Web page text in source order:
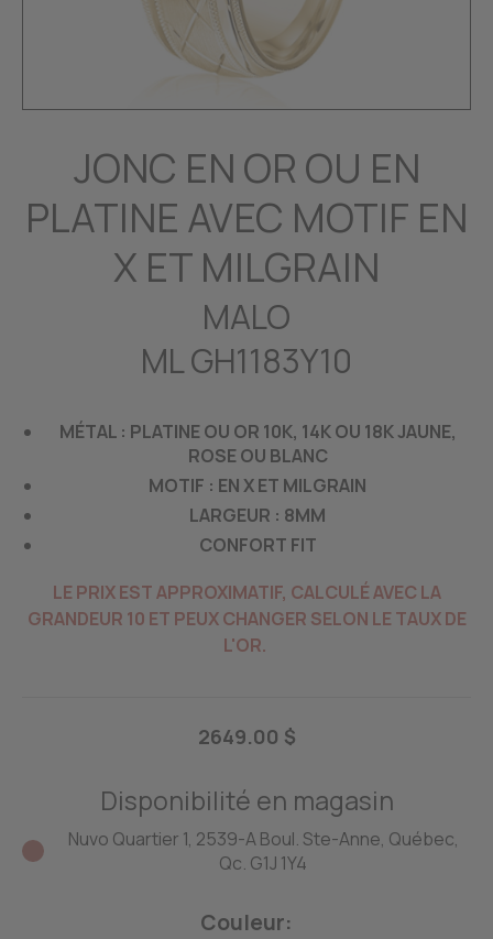
JONC EN OR OU EN
PLATINE AVEC MOTIF EN
X ET MILGRAIN
MALO
ML GH1183Y10
MÉTAL : PLATINE OU OR 10K, 14K OU 18K JAUNE,
ROSE OU BLANC
MOTIF : EN X ET MILGRAIN
LARGEUR : 8MM
CONFORT FIT
LE PRIX EST APPROXIMATIF, CALCULÉ AVEC LA
GRANDEUR 10 ET PEUX CHANGER SELON LE TAUX DE
L'OR.
2649.00 $
Disponibilité en magasin
Nuvo Quartier 1, 2539-A Boul. Ste-Anne, Québec,
Qc. G1J 1Y4
Couleur: